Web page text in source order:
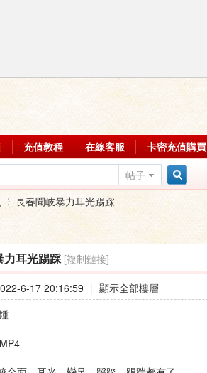
充值教程 在線客服 卡密充值購買
帖子
›
長春聞岐暴力耳光踢踩
力耳光踢踩 [複制鏈接]
6-17 20:16:59 | 顯示全部樓層